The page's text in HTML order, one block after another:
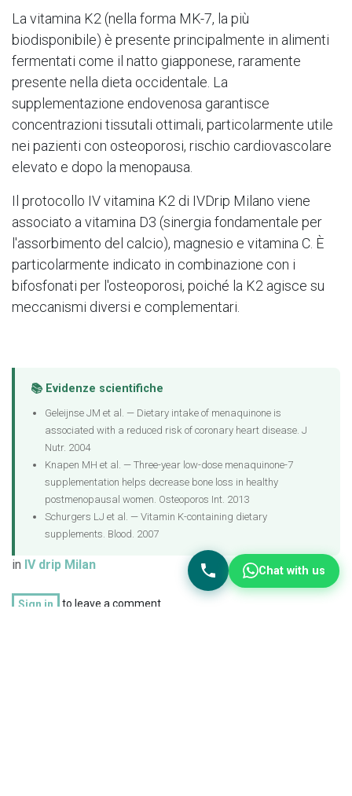
La vitamina K2 (nella forma MK-7, la più
biodisponibile) è presente principalmente in alimenti
fermentati come il natto giapponese, raramente
presente nella dieta occidentale. La
supplementazione endovenosa garantisce
concentrazioni tissutali ottimali, particolarmente utile
nei pazienti con osteoporosi, rischio cardiovascolare
elevato e dopo la menopausa.
Il protocollo IV vitamina K2 di IVDrip Milano viene
associato a vitamina D3 (sinergia fondamentale per
l'assorbimento del calcio), magnesio e vitamina C. È
particolarmente indicato in combinazione con i
bifosfonati per l'osteoporosi, poiché la K2 agisce su
meccanismi diversi e complementari.
📚 Evidenze scientifiche
Geleijnse JM et al. — Dietary intake of menaquinone is
associated with a reduced risk of coronary heart disease. J
Nutr. 2004
Knapen MH et al. — Three-year low-dose menaquinone-7
supplementation helps decrease bone loss in healthy
postmenopausal women. Osteoporos Int. 2013
Schurgers LJ et al. — Vitamin K-containing dietary
supplements. Blood. 2007
in IV drip Milan
Sign in to leave a comment
Chat with us